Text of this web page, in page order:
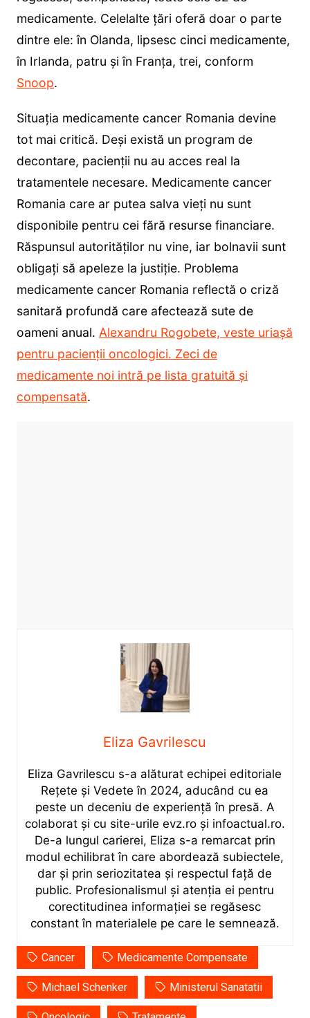
medicamente. Celelalte țări oferă doar o parte
dintre ele: în Olanda, lipsesc cinci medicamente,
în Irlanda, patru și în Franța, trei, conform
Snoop.
Situația medicamente cancer Romania devine
tot mai critică. Deși există un program de
decontare, pacienții nu au acces real la
tratamentele necesare. Medicamente cancer
Romania care ar putea salva vieți nu sunt
disponibile pentru cei fără resurse financiare.
Răspunsul autorităților nu vine, iar bolnavii sunt
obligați să apeleze la justiție. Problema
medicamente cancer Romania reflectă o criză
sanitară profundă care afectează sute de
oameni anual. Alexandru Rogobete, veste uriașă
pentru pacienții oncologici. Zeci de
medicamente noi intră pe lista gratuită și
compensată.
Eliza Gavrilescu
Eliza Gavrilescu s-a alăturat echipei editoriale
Rețete şi Vedete în 2024, aducând cu ea
peste un deceniu de experiență în presă. A
colaborat și cu site-urile evz.ro și infoactual.ro.
De-a lungul carierei, Eliza s-a remarcat prin
modul echilibrat în care abordează subiectele,
dar și prin seriozitatea și respectul față de
public. Profesionalismul și atenția ei pentru
corectitudinea informației se regăsesc
constant în materialele pe care le semnează.
Cancer Medicamente Compensate
Michael Schenker Ministerul Sanatatii